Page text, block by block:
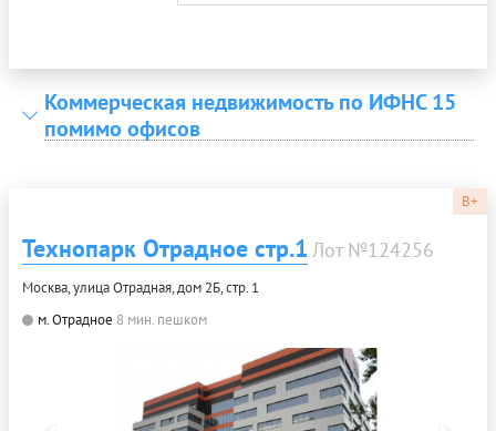
Коммерческая недвижимость по ИФНС 15
помимо офисов
B+
Технопарк Отрадное стр.1 Лот №124256
Москва, улица Отрадная, дом 2Б, стр. 1
м. Отрадное 8 мин. пешком